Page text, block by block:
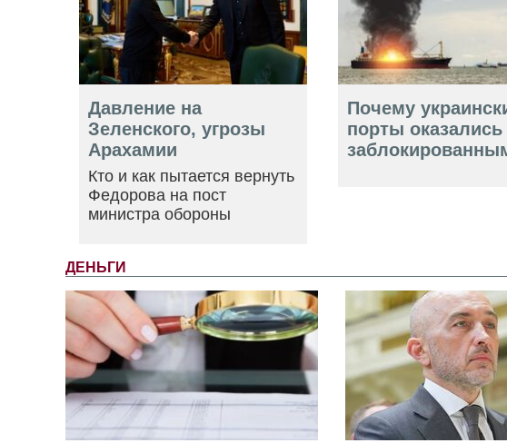
Давление на
Зеленского, угрозы
Арахамии
Кто и как пытается вернуть
Федорова на пост
министра обороны
Почему
порты оказались
ДЕНЬГИ